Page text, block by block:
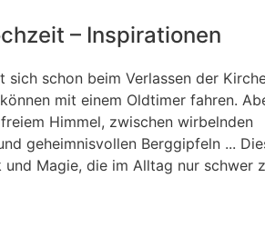
– Inspirationen
schon beim Verlassen der
mit einem Oldtimer fahren.
Himmel, zwischen wirbelnden
geheimnisvollen Berggipfeln ...
Magie, die im Alltag nur schwer